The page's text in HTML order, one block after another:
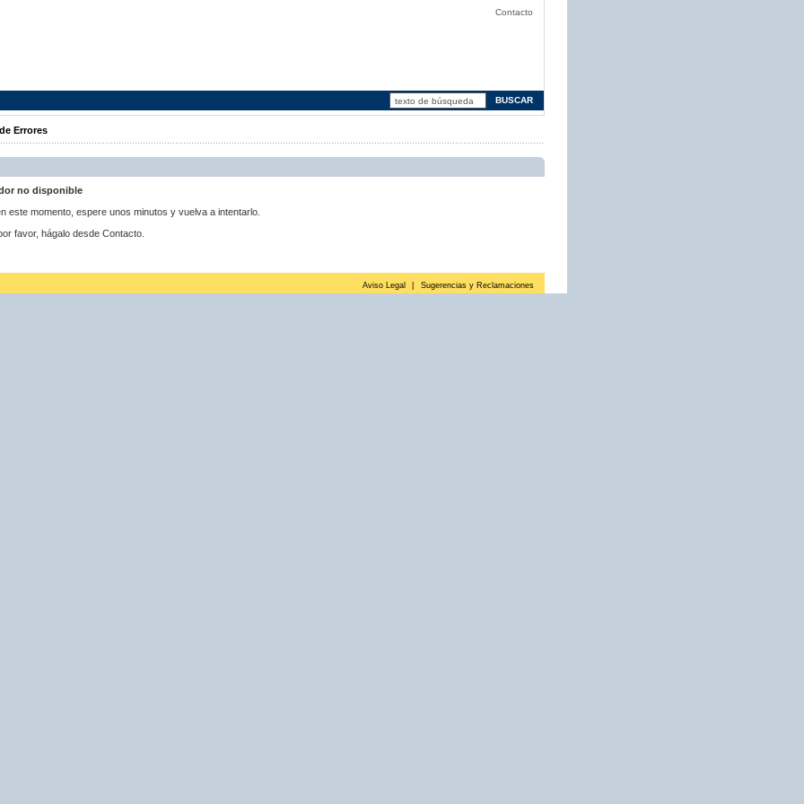
Contacto
Errores
no disponible
este momento, espere unos minutos y vuelva a intentarlo.
favor, hágalo desde Contacto.
Aviso Legal Sugerencias y Reclamaciones